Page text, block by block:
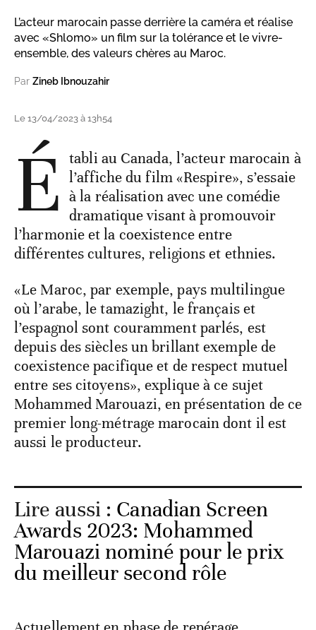
L’acteur marocain passe derrière la caméra et réalise
avec «Shlomo» un film sur la tolérance et le vivre-
ensemble, des valeurs chères au Maroc.
Par Zineb Ibnouzahir
Le 13/04/2023 à 13h54
É tabli au Canada, l’acteur marocain à
l’affiche du film «Respire», s’essaie
à la réalisation avec une comédie
dramatique visant à promouvoir
l’harmonie et la coexistence entre
différentes cultures, religions et ethnies.
«Le Maroc, par exemple, pays multilingue
où l’arabe, le tamazight, le français et
l’espagnol sont couramment parlés, est
depuis des siècles un brillant exemple de
coexistence pacifique et de respect mutuel
entre ses citoyens», explique à ce sujet
Mohammed Marouazi, en présentation de ce
premier long-métrage marocain dont il est
aussi le producteur.
Lire aussi : Canadian Screen
Awards 2023: Mohammed
Marouazi nominé pour le prix
du meilleur second rôle